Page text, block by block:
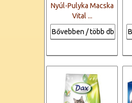
Nyúl-Pulyka Macska
Vital ...
Bővebben / több db